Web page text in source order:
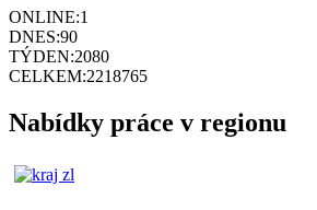
ONLINE:1
DNES:90
TÝDEN:2080
CELKEM:2218765
Nabídky práce v regionu